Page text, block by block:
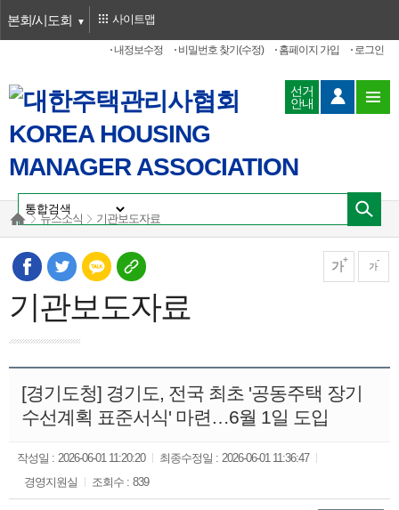
본회/시도회
로그인
홈페이지 가입
비밀번호 찾기(수정)
내정보수정
사이트맵
선거
안내
뉴스소식 기관보도자료
가 가
기관보도자료
[경기도청] 경기도, 전국 최초 '공동주택 장기
수선계획 표준서식' 마련…6월 1일 도입
작성일 : 2026-06-01 11:20:20 최종수정일 : 2026-06-01 11:36:47
경영지원실
조회수 : 839